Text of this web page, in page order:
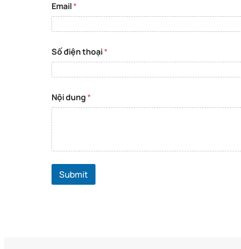
*
E
m
i
l
Email*
Số điện thoại*
Nội dung*
Submit